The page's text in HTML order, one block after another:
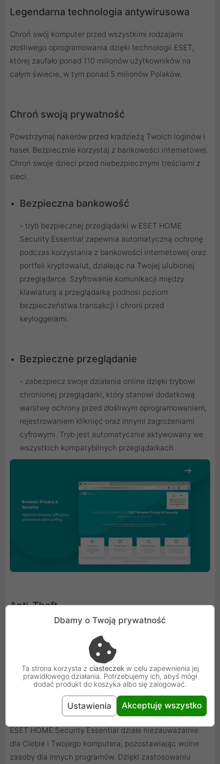
Legendarna technologia antywirusowa
Chroń swój komputer przed wszystkimi rodzajami
złośliwego oprogramowania dzięki technologii ESET,
której zaufało ponad 110 milionów użytkowników na
całym świecie, w tym ponad 5 milionów Polaków.
Chroń swoją prywatność
Powstrzymaj hakerów przed kradzieżą Twoich loginów i
haseł. Bezpiecznie korzystaj z bankowości internetowej.
Chroń swoje dzieci przed niebezpiecznymi treściami z
sieci.
Bezpieczna bankowość
- tryb bezpiecznej przeglądarki w ESET HOME
Security Essential zapewnia automatyczną ochronę
podczas korzystania z bankowości internetowej oraz
portfeli kryptowalut, działając na Twojej ulubionej
przeglądarce. Szyfrowanie komunikacji między
klawiaturą a przeglądarką podnosi poziom
bezpieczeństwa transakcji i chroni przed
keyloggerami.
Bezpieczne przeglądanie
- zabezpiecz swoje działania online dzięki trybowi
chronionej przeglądarki, który stanowi dodatkową
warstwę ochrony przed złośliwym oprogramowaniem,
rejestrowaniem kliknięć oraz innymi zagrożeniami
cyfrowymi. Tryb jest automatycznie aktywowany we
wszystkich kompatybilnych przeglądarkach.
Anti-Theft
Zabezpiecz swój komputer na wypadek kradzieży lub
zgubienia. W razie utraty zlokalizuj utracone urządzenie
na mapie i zidentyfikuj nowego "właściciela" za
pośrednictwem kamery wbudowanej w laptop.
Niezauważalne działanie
ESET HOME Security Essential działa niezauważalnie
dla Ciebie i Twojego komputera, pozostawiając wolne
zasoby dla innych programów. Dzięki zastosowaniu
Dbamy o Twoją prywatność
Ta strona korzysta z ciasteczek w celu zapewnienia jej
prawidłowego działania. Potrzebujemy ich, abyś mógł
dodać produkt do koszyka albo się zalogować.
Ustawienia Akceptuję wszystko